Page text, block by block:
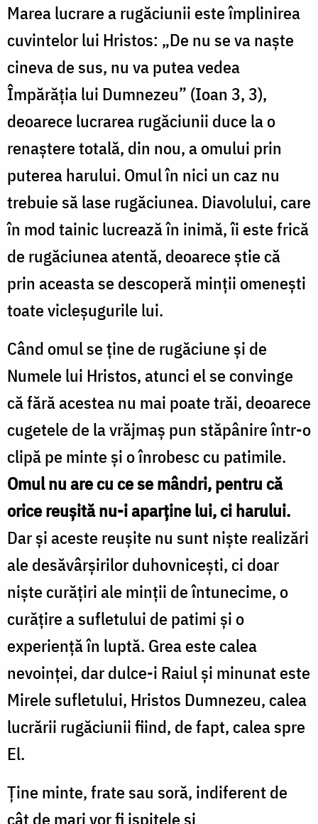
Marea lucrare a rugăciunii este împlinirea
cuvintelor lui Hristos: „De nu se va naşte
cineva de sus, nu va putea vedea
Împărăţia lui Dumnezeu” (Ioan 3, 3),
deoarece lucrarea rugăciunii duce la o
renaştere totală, din nou, a omului prin
puterea harului. Omul în nici un caz nu
trebuie să lase rugăciunea. Diavolului, care
în mod tainic lucrează în inimă, îi este frică
de rugăciunea atentă, deoarece ştie că
prin aceasta se descoperă minţii omeneşti
toate vicleşugurile lui.
Când omul se ţine de rugăciune şi de
Numele lui Hristos, atunci el se convinge
că fără acestea nu mai poate trăi, deoarece
cugetele de la vrăjmaş pun stăpânire într-o
clipă pe minte şi o înrobesc cu patimile.
Omul nu are cu ce se mândri, pentru că
orice reuşită nu-i aparţine lui, ci harului.
Dar şi aceste reuşite nu sunt nişte realizări
ale desăvârşirilor duhovniceşti, ci doar
nişte curăţiri ale minții de întunecime, o
curăţire a sufletului de patimi şi o
experienţă în luptă. Grea este calea
nevoinţei, dar dulce-i Raiul şi minunat este
Mirele sufletului, Hristos Dumnezeu, calea
lucrării rugăciunii fiind, de fapt, calea spre
El.
Ţine minte, frate sau soră, indiferent de
cât de mari vor fi ispitele şi